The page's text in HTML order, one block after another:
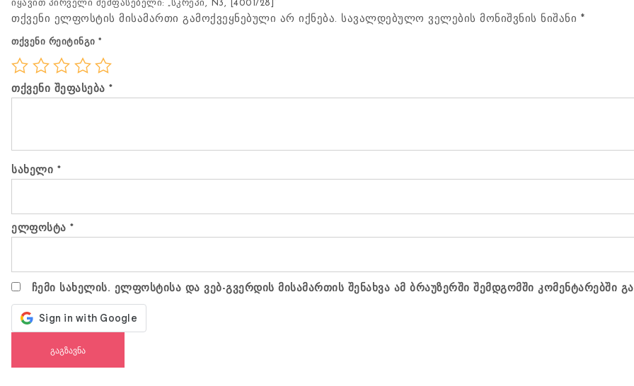
იყავით პირველი შემფასებელი: „სკრეპი, N3, [4001/28]“
თქვენი ელფოსტის მისამართი გამოქვეყნებული არ იქნება. სავალდებულო ველების მონიშვნის ნიშანი *
თქვენი რეიტინგი *
თქვენი შეფასება *
სახელი *
ელფოსტა *
ჩემი სახელის. ელფოსტისა და ვებ-გვერდის მისამართის შენახვა ამ ბრაუზერში შემდგომში კომენტარებში